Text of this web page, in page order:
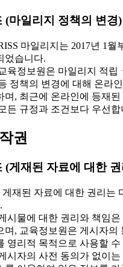
(마일리지 정책의 변경)
마일리지는 2017년 1월
었습니다.
육정보원은 마일리지 적립
정책의 변경에 대해 온라
며, 최근에 온라인에 등재된
든 규정과 조건보다 우선합
권
(게재된 자료에 대한
재된 자료에 대한 권리는
시물에 대한 권리와 책임은
며, 교육정보원은 게시자의
영리적 목적으로 사용할 수
시자의 사전 동의가 없이는